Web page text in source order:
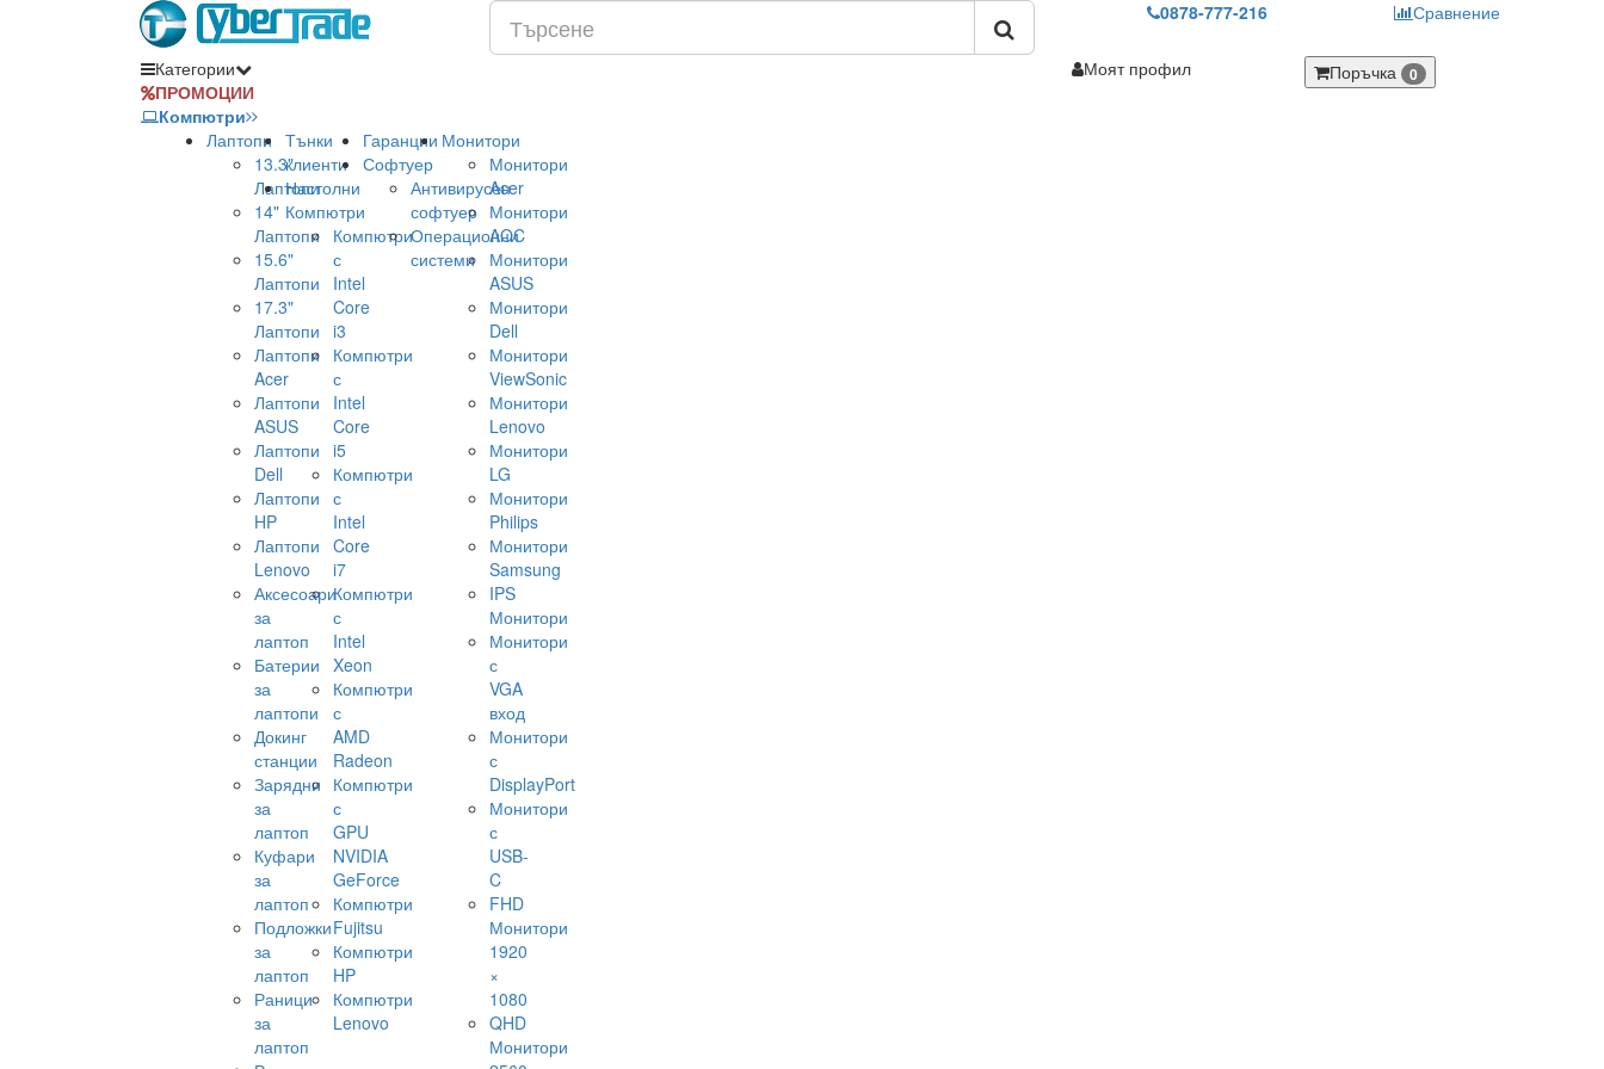
0878-777-216 Сравнение
Категории
ПРОМОЦИИ
Компютри
Лаптопи
13.3"
Лаптопи
14"
Лаптопи
15.6"
Лаптопи
17.3"
Лаптопи
Лаптопи
Acer
Лаптопи
ASUS
Лаптопи
Dell
Лаптопи
HP
Лаптопи
Lenovo
Аксесоари
за
лаптоп
Батерии
за
лаптопи
Докинг
станции
Зарядни
за
лаптоп
Куфари
за
лаптоп
Подложки
за
лаптоп
Раници
за
лаптоп
Тънки
клиенти
Настолни
Компютри
Компютри
с
Intel
Core
i3
Компютри
с
Intel
Core
i5
Компютри
с
Intel
Core
i7
Компютри
с
Intel
Xeon
Компютри
с
AMD
Radeon
Компютри
с
GPU
NVIDIA
GeForce
Компютри
Fujitsu
Компютри
HP
Компютри
Lenovo
Гаранции
Софтуер
Антивирусен
софтуер
Операционни
системи
Монитори
Монитори
Acer
Монитори
AOC
Монитори
ASUS
Монитори
Dell
Монитори
ViewSonic
Монитори
Lenovo
Монитори
LG
Монитори
Philips
Монитори
Samsung
IPS
Монитори
Монитори
с
VGA
вход
Монитори
с
DisplayPort
Монитори
с
USB-
C
FHD
Монитори
1920
×
1080
QHD
Монитори
Моят профил Поръчка 0